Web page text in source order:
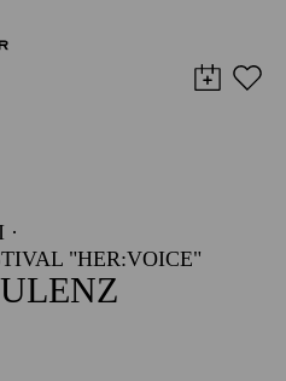
·
"HER:VOICE"